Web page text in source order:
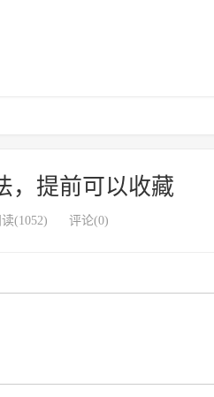
，提前可以收藏
(1052) 评论(0)